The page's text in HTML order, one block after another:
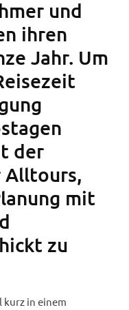
und
ihren
Jahr. Um
der
Alltours,
mit
zu
kurz in einem